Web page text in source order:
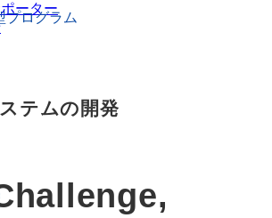
ーター
プログラム
テムの開発